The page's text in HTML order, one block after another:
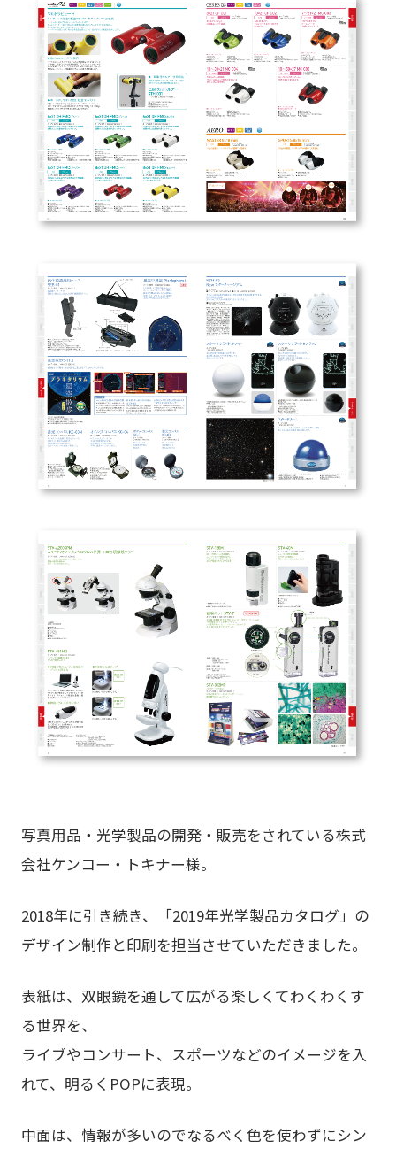
写真用品・光学製品の開発・販売をされている株式
会社ケンコー・トキナー様。
2018年に引き続き、「2019年光学製品カタログ」の
デザイン制作と印刷を担当させていただきました。
表紙は、双眼鏡を通して広がる楽しくてわくわくす
る世界を、
ライブやコンサート、スポーツなどのイメージを入
れて、明るくPOPに表現。
中面は、情報が多いのでなるべく色を使わずにシン